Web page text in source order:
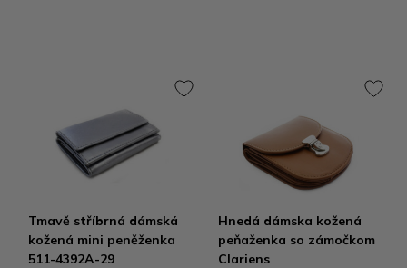
Tmavě stříbrná dámská
kožená mini peněženka
511-4392A-29
Hnedá dámska kožená
peňaženka so zámočkom
Clariens